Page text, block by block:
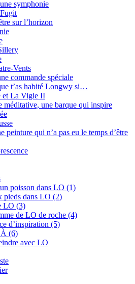
symphonie
sur l’horizon
Vents
commande spéciale
t’as habité Longwy si…
et La Vigie II
méditative, une barque qui inspire
peinture qui n’a pas eu le temps d’être
poisson dans LO (1)
pieds dans LO (2)
LO (3)
de LO de roche (4)
d’inspiration (5)
(6)
avec LO